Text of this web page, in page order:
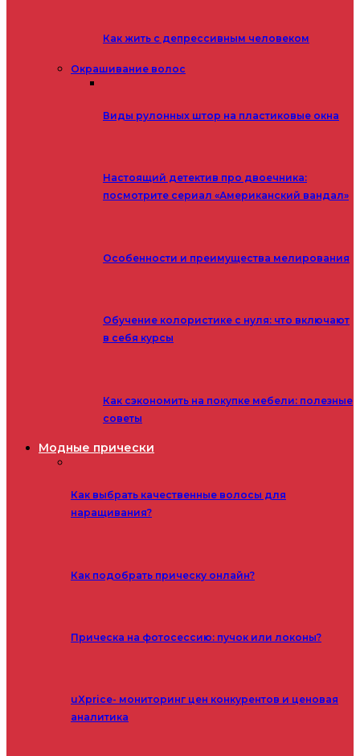
Как жить с депрессивным человеком
Окрашивание волос
Виды рулонных штор на пластиковые окна
Настоящий детектив про двоечника:
посмотрите сериал «Американский вандал»
Особенности и преимущества мелирования
Обучение колористике с нуля: что включают
в себя курсы
Как сэкономить на покупке мебели: полезные
советы
Модные прически
Как выбрать качественные волосы для
наращивания?
Как подобрать прическу онлайн?
Прическа на фотосессию: пучок или локоны?
uXprice- мониторинг цен конкурентов и ценовая
аналитика